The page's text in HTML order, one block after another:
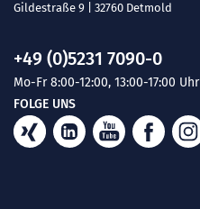
Gildestraße 9 | 32760 Detmold
+49 (0)5231 7090-0
Mo-Fr 8:00-12:00, 13:00-17:00 Uhr
FOLGE UNS